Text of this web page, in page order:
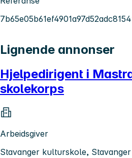
Lignende annonser
Hjelpedirigent i
skolekorps
Arbeidsgiver
Stavanger kulturskole,